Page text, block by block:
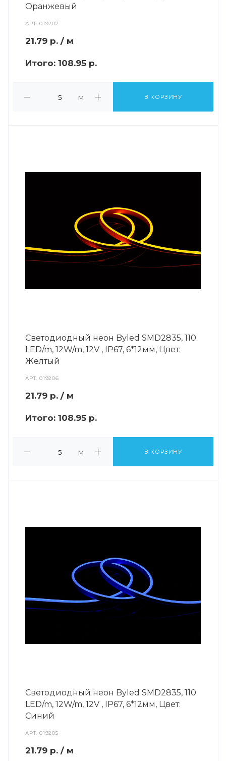
Оранжевый
АРТ.019207
21.79 р. / м
Итого: 108.95 р.
м В КОРЗИНУ
Светодиодный неон Byled SMD2835, 110
LED/m, 12W/m, 12V , IP67, 6*12мм, Цвет:
Желтый
АРТ.019206
21.79 р. / м
Итого: 108.95 р.
м В КОРЗИНУ
Светодиодный неон Byled SMD2835, 110
LED/m, 12W/m, 12V , IP67, 6*12мм, Цвет:
Синий
АРТ.019205
21.79 р. / м